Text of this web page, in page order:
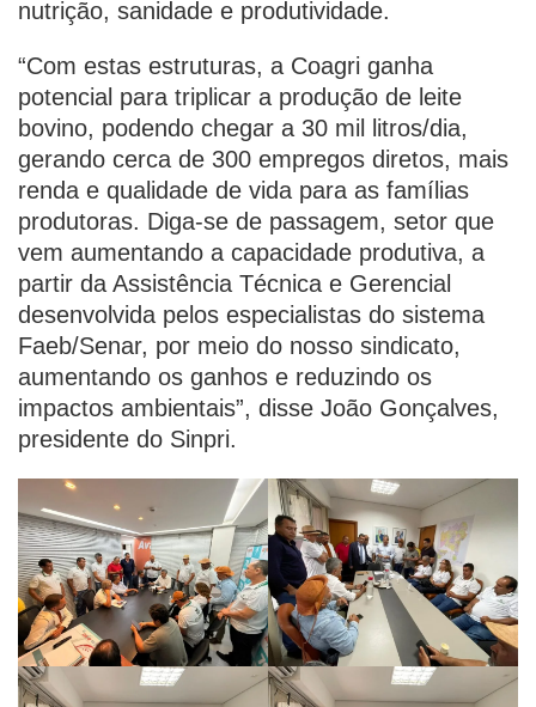
nutrição, sanidade e produtividade.
“Com estas estruturas, a Coagri ganha
potencial para triplicar a produção de leite
bovino, podendo chegar a 30 mil litros/dia,
gerando cerca de 300 empregos diretos, mais
renda e qualidade de vida para as famílias
produtoras. Diga-se de passagem, setor que
vem aumentando a capacidade produtiva, a
partir da Assistência Técnica e Gerencial
desenvolvida pelos especialistas do sistema
Faeb/Senar, por meio do nosso sindicato,
aumentando os ganhos e reduzindo os
impactos ambientais”, disse João Gonçalves,
presidente do Sinpri.